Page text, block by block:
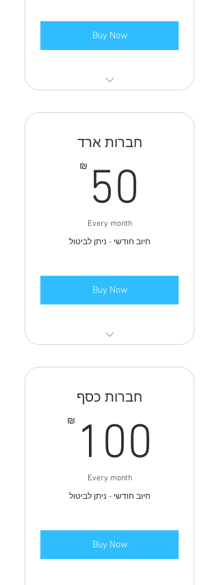
Buy Now
חברות ארד
₪ 50
Every month
חיוב חודשי - ניתן לביטול
Buy Now
חברות כסף
₪ 100
Every month
חיוב חודשי - ניתן לביטול
Buy Now